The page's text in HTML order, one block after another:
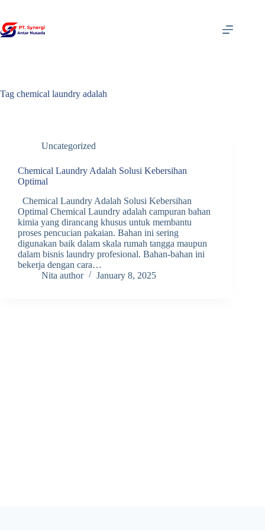
content
Tag chemical laundry adalah
Uncategorized
Chemical Laundry Adalah Solusi Kebersihan
Optimal
Chemical Laundry Adalah Solusi Kebersihan
Optimal Chemical Laundry adalah campuran bahan
kimia yang dirancang khusus untuk membantu
proses pencucian pakaian. Bahan ini sering
digunakan baik dalam skala rumah tangga maupun
dalam bisnis laundry profesional. Bahan-bahan ini
bekerja dengan cara…
Nita author
January 8, 2025